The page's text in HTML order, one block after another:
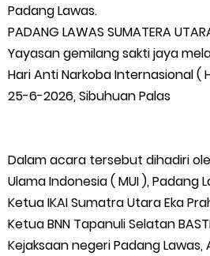
Pemadaman Secara Bergilir, Mesin
Solusi.
F-PETIR Desak Pemkab Lingga
Tambang Timah di Darat
Saat Duka Menyelimuti Korban
Rengat Bersama PW IWO Riau
Padang Lawas.
PADANG LAWAS SUMATERA
Yayasan gemilang sakti jaya
Hari Anti Narkoba Internasional (
25-6-2026, Sibuhuan Palas
Dalam acara tersebut dihadiri
Ulama Indonesia ( MUI ), Padang
Ketua IKAI Sumatra Utara Eka
Ketua BNN Tapanuli Selatan
Kejaksaan negeri Padang Lawas,